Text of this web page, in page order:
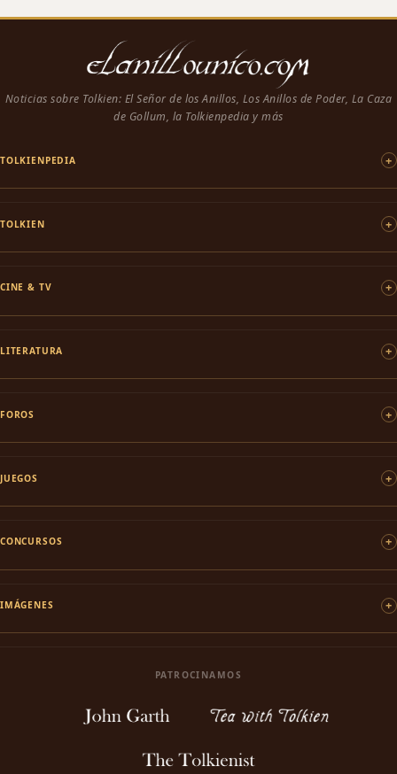
Noticias sobre Tolkien: El Señor de los Anillos, Los Anillos de Poder, La Caza
de Gollum, la Tolkienpedia y más
TOLKIENPEDIA
TOLKIEN
CINE & TV
LITERATURA
FOROS
JUEGOS
CONCURSOS
IMÁGENES
PATROCINAMOS